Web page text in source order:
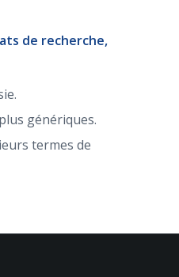
de recherche,
génériques.
termes de